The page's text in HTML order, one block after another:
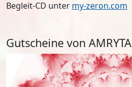
Begleit-CD unter my-zeron.com
Gutscheine von AMRYTA